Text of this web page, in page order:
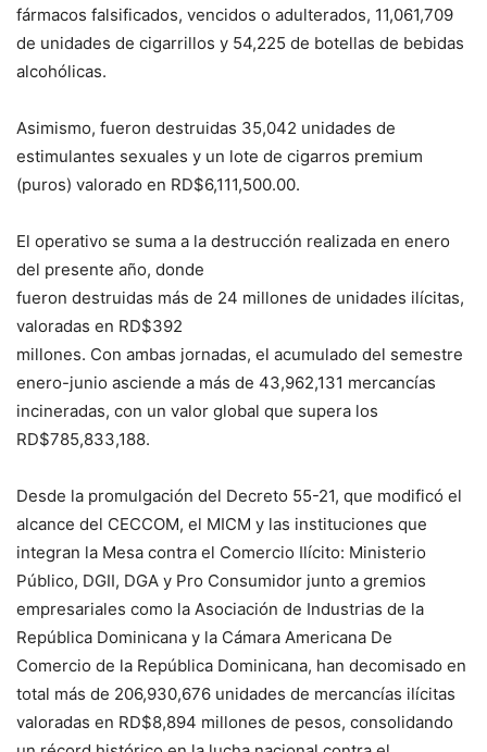
fármacos falsificados, vencidos o adulterados, 11,061,709
de unidades de cigarrillos y 54,225 de botellas de bebidas
alcohólicas.
Asimismo, fueron destruidas 35,042 unidades de
estimulantes sexuales y un lote de cigarros premium
(puros) valorado en RD$6,111,500.00.
El operativo se suma a la destrucción realizada en enero
del presente año, donde
fueron destruidas más de 24 millones de unidades ilícitas,
valoradas en RD$392
millones. Con ambas jornadas, el acumulado del semestre
enero-junio asciende a más de 43,962,131 mercancías
incineradas, con un valor global que supera los
RD$785,833,188.
Desde la promulgación del Decreto 55-21, que modificó el
alcance del CECCOM, el MICM y las instituciones que
integran la Mesa contra el Comercio Ilícito: Ministerio
Público, DGII, DGA y Pro Consumidor junto a gremios
empresariales como la Asociación de Industrias de la
República Dominicana y la Cámara Americana De
Comercio de la República Dominicana, han decomisado en
total más de 206,930,676 unidades de mercancías ilícitas
valoradas en RD$8,894 millones de pesos, consolidando